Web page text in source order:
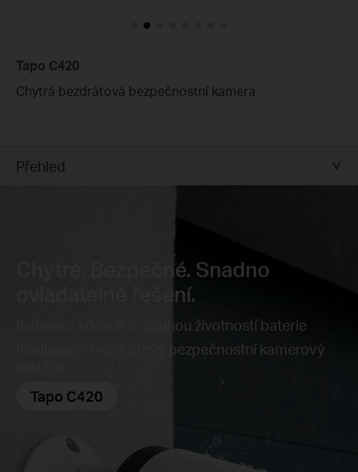
Tapo C420
Chytrá bezdrátová bezpečnostní kamera
Přehled
Chytré. Bezpečné. Snadno
ovladatelné řešení.
Instalace kdekoli s dlouhou životností baterie
Inteligentní bezdrátový bezpečnostní kamerový
Tapo C420